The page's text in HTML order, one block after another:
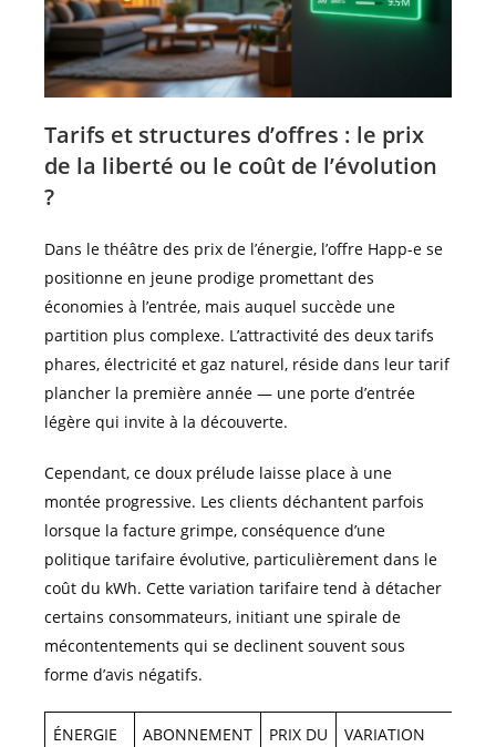
Tarifs et structures d’offres : le prix
de la liberté ou le coût de l’évolution
?
Dans le théâtre des prix de l’énergie, l’offre Happ-e se
positionne en jeune prodige promettant des
économies à l’entrée, mais auquel succède une
partition plus complexe. L’attractivité des deux tarifs
phares, électricité et gaz naturel, réside dans leur tarif
plancher la première année — une porte d’entrée
légère qui invite à la découverte.
Cependant, ce doux prélude laisse place à une
montée progressive. Les clients déchantent parfois
lorsque la facture grimpe, conséquence d’une
politique tarifaire évolutive, particulièrement dans le
coût du kWh. Cette variation tarifaire tend à détacher
certains consommateurs, initiant une spirale de
mécontentements qui se declinent souvent sous
forme d’avis négatifs.
ÉNERGIE
ABONNEMENT
PRIX DU
VARIATION